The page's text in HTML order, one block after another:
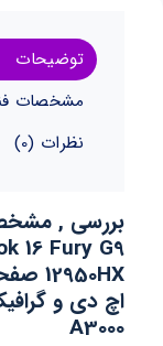
توضیحات
مشخصات
نظرات (0)
A3000